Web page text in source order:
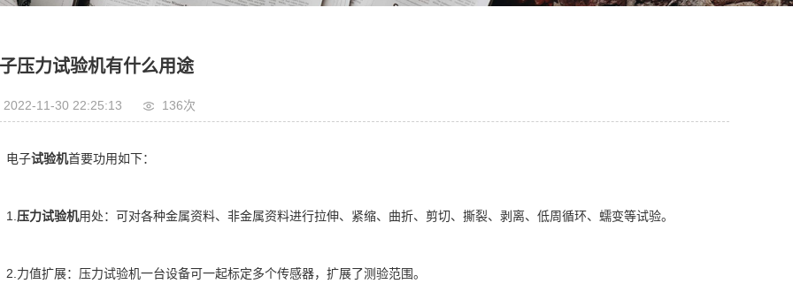
压力试验机有什么用途
2022-11-30 22:25:13 136次
电子试验机首要功用如下：
1. 压力试验机用处：可对各种金属资料、非金属资料进行拉伸、紧缩、曲折、剪切、撕裂、剥离、低周循环、蠕变等试验。
2.力值扩展：压力试验机一台设备可一起标定多个传感器，扩展了测验范围。